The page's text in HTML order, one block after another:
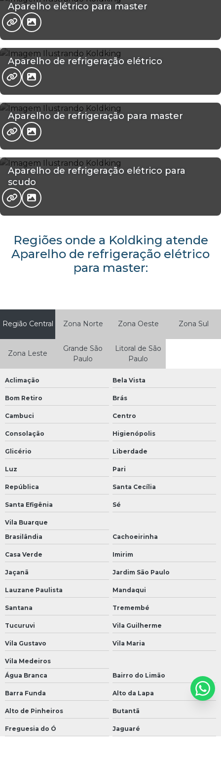
Aparelho elétrico para master
Aparelho de refrigeração elétrico
Aparelho de refrigeração para master
Aparelho de refrigeração elétrico para
scudo
Regiões onde a Koldking atende
Aparelho de refrigeração elétrico
para master:
Região Central Zona Norte Zona Oeste Zona Sul
Zona Leste
Grande São
Paulo
Litoral de São
Paulo
Aclimação Bela Vista
Bom Retiro Brás
Cambuci Centro
Consolação Higienópolis
Glicério Liberdade
Luz Pari
República Santa Cecília
Santa Efigênia Sé
Vila Buarque
Brasilândia
Cachoeirinha
Casa Verde Imirim
Jaçanã Jardim São Paulo
Lauzane Paulista Mandaqui
Santana Tremembé
Tucuruvi Vila Guilherme
Vila Gustavo Vila Maria
Vila Medeiros
Água Branca
Bairro do Limão
Barra Funda Alto da Lapa
Alto de Pinheiros Butantã
Freguesia do Ó Jaguaré